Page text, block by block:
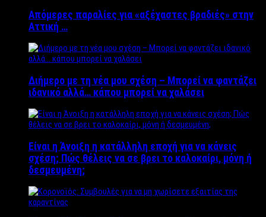
Απόμερες παραλίες για «αξέχαστες βραδιές» στην
Αττική …
Διήμερο με τη νέα μου σχέση – Μπορεί να φαντάζει
ιδανικό αλλά… κάπου μπορεί να χαλάσει
Είναι η Άνοιξη η κατάλληλη εποχή για να κάνεις
σχέση; Πώς θέλεις να σε βρει το καλοκαίρι, μόνη ή
δεσμευμένη;